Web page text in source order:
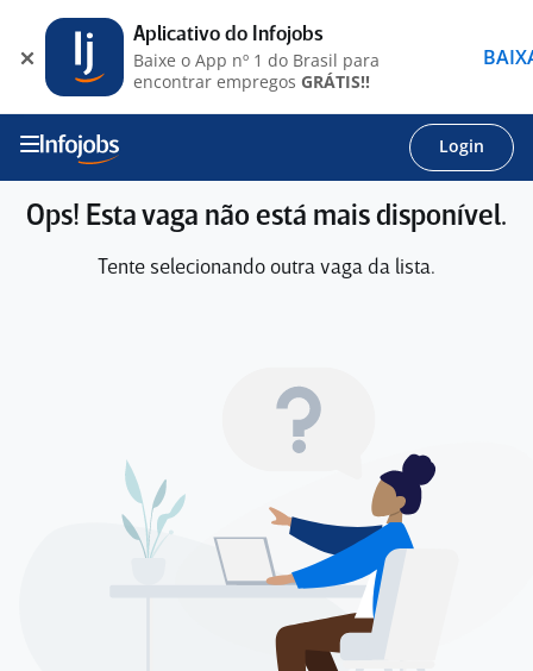
Login
Ops! Esta vaga não está mais disponível.
Tente selecionando outra vaga da lista.
Aplicativo do Infojobs
Baixe o App nº 1 do Brasil para
encontrar empregos GRÁTIS!!